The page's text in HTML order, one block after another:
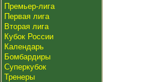
Премьер-лига
Первая лига
Вторая лига
Кубок России
Календарь
Бомбардиры
Суперкубок
Тренеры